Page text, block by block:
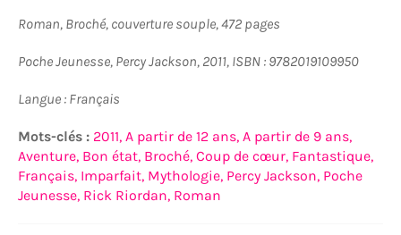
Roman, Broché, couverture souple, 472 pages
Poche Jeunesse, Percy Jackson, 2011, ISBN : 9782019109950
Langue : Français
Mots-clés : 2011, A partir de 12 ans, A partir de 9 ans,
Aventure, Bon état, Broché, Coup de cœur, Fantastique,
Français, Imparfait, Mythologie, Percy Jackson, Poche
Jeunesse, Rick Riordan, Roman